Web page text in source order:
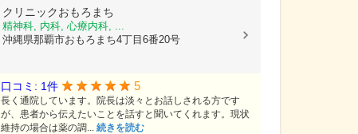
クリニックおもろまち
精神科, 内科, 心療内科, ...
沖縄県那覇市おもろまち4丁目6番20号
口コミ: 1件 5
長く通院しています。院長は淡々とお話しされる方です
が、患者から伝えたいことを話すと聞いてくれます。現状
維持の場合は薬の調... 続きを読む